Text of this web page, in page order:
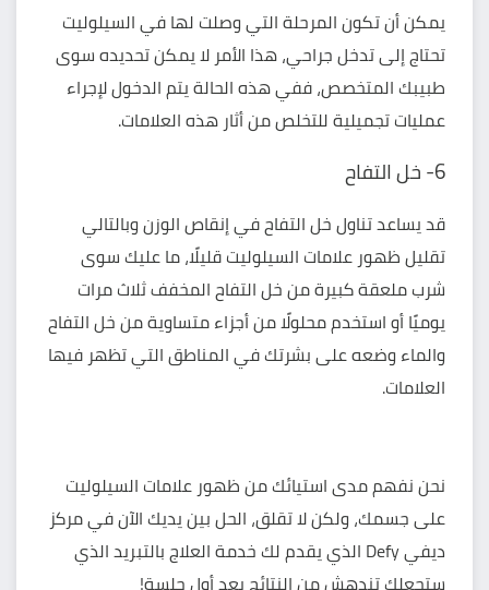
يمكن أن تكون المرحلة التي وصلت لها في السيلوليت
تحتاج إلى تدخل جراحي، هذا الأمر لا يمكن تحديده سوى
طبيبك المتخصص، ففي هذه الحالة يتم الدخول لإجراء
عمليات تجميلية للتخلص من أثار هذه العلامات.
6- خل التفاح
قد يساعد تناول خل التفاح في إنقاص الوزن وبالتالي
تقليل ظهور علامات السيلوليت قليلًا، ما عليك سوى
شرب ملعقة كبيرة من خل التفاح المخفف ثلاث مرات
يوميًا أو استخدم محلولًا من أجزاء متساوية من خل التفاح
والماء وضعه على بشرتك في المناطق التي تظهر فيها
العلامات.
نحن نفهم مدى استيائك من ظهور علامات السيلوليت
على جسمك، ولكن لا تقلق، الحل بين يديك الآن فيمركز
ديفي Defy
الذي يقدم لك خدمة العلاج بالتبريد الذي
ستجعلك تندهش من النتائج بعد أول جلسة!